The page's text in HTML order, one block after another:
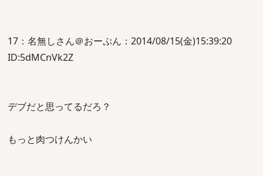
17：名無しさん＠おーぷん：2014/08/15(金)15:39:20
ID:5dMCnVk2Z
デブだと思ってるだろ？
もっと肉つけんかい